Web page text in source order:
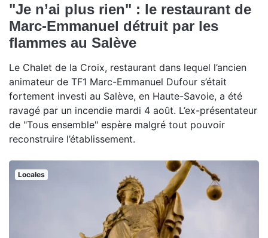
"Je n’ai plus rien" : le restaurant de
Marc-Emmanuel détruit par les
flammes au Salève
Le Chalet de la Croix, restaurant dans lequel l’ancien
animateur de TF1 Marc-Emmanuel Dufour s’était
fortement investi au Salève, en Haute-Savoie, a été
ravagé par un incendie mardi 4 août. L’ex-présentateur
de "Tous ensemble" espère malgré tout pouvoir
reconstruire l’établissement.
Locales